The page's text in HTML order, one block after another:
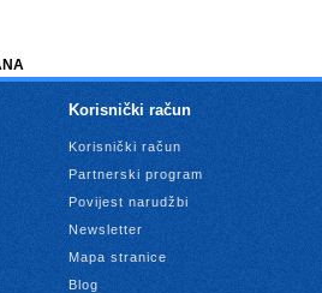
Korisnički račun
Korisnički račun
Partnerski program
Povijest narudžbi
Newsletter
Mapa stranice
Blog